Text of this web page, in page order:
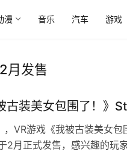
漫 音乐 汽车 游戏
月发售
古装美女包围了！》
，VR游戏《我被古装美女
2月正式发售，感兴趣的玩